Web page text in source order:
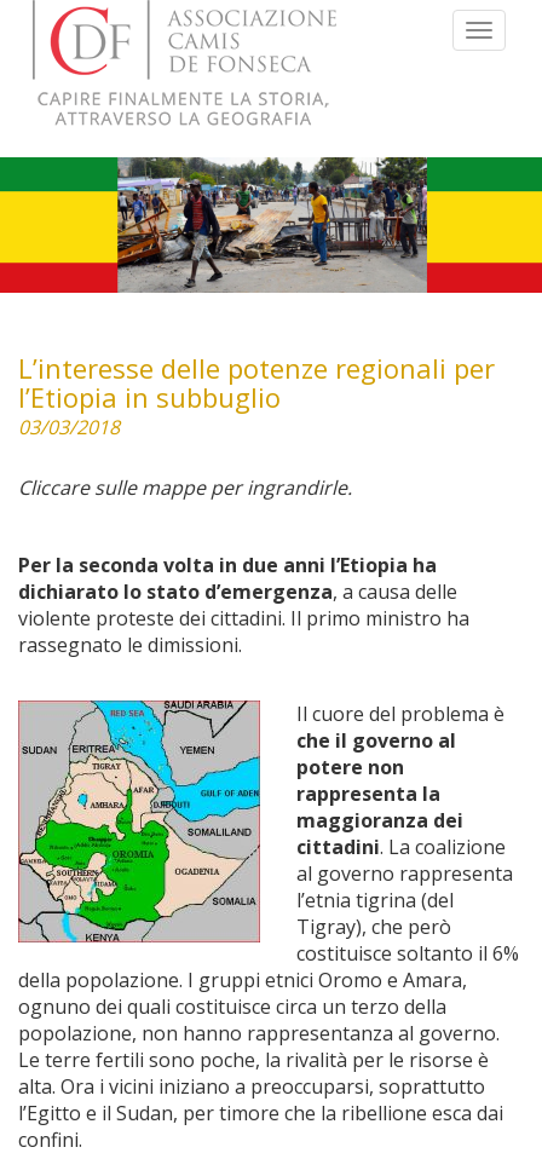
Menu
L’interesse delle potenze regionali per
l’Etiopia in subbuglio
03/03/2018
Cliccare sulle mappe per ingrandirle.
Per la seconda volta in due anni l’Etiopia ha
dichiarato lo stato d’emergenza, a causa delle
violente proteste dei cittadini. Il primo ministro ha
rassegnato le dimissioni.
Il cuore del problema è
che il governo al
potere non
rappresenta la
maggioranza dei
cittadini. La coalizione
al governo rappresenta
l’etnia tigrina (del
Tigray), che però
costituisce soltanto il 6%
della popolazione. I gruppi etnici Oromo e Amara,
ognuno dei quali costituisce circa un terzo della
popolazione, non hanno rappresentanza al governo.
Le terre fertili sono poche, la rivalità per le risorse è
alta. Ora i vicini iniziano a preoccuparsi, soprattutto
l’Egitto e il Sudan, per timore che la ribellione esca dai
confini.